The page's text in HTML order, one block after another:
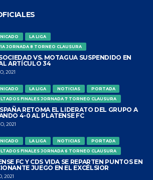
LA LIGA
JORNADA 8 TORNEO CLAUSURA
VS. MOTAGUA SUSPENDIDO EN
ARTÍCULO 34
2021
LA LIGA NOTICIAS
PORTADA
FINALES JORNADA 7 TORNEO CLAUSURA
RETOMA EL LIDERATO DEL GRUPO A
4-0 AL PLATENSE FC
2021
LA LIGA NOTICIAS
PORTADA
FINALES JORNADA 6 TORNEO CLAUSURA
FC Y CDS VIDA SE REPARTEN PUNTOS EN
JUEGO EN EL EXCÉLSIOR
2021